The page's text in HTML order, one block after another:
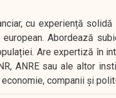
cu experiență
Abordează
Are expertiză în
ANRE sau ale altor
companii și